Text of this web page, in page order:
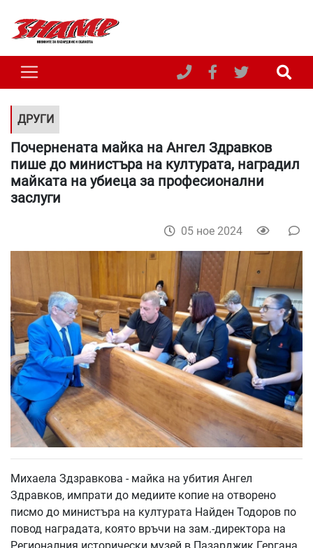
ДРУГИ
Почернената майка на Ангел Здравков
пише до министъра на културата, наградил
майката на убиеца за професионални
заслуги
05 ное 2024
Михаела Здзравкова - майка на убития Ангел
Здравков, импрати до медиите копие на отворено
писмо до министъра на културата Найден Тодоров по
повод наградата, която връчи на зам.-директора на